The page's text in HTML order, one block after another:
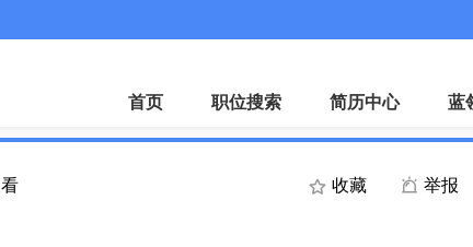
首页 职位搜索 简历中心 蓝
收藏 举报